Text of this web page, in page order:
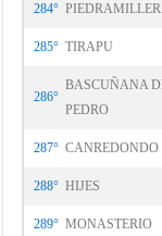
284°
285° TIRAPU
286°
BASCUÑANA
PEDRO
287° CANREDONDO
288° HIJES
289° MONASTERIO